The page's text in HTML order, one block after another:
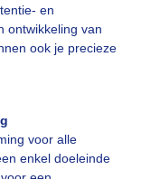
en
ontwikkeling van
ook je precieze
voor alle
enkel doeleinde